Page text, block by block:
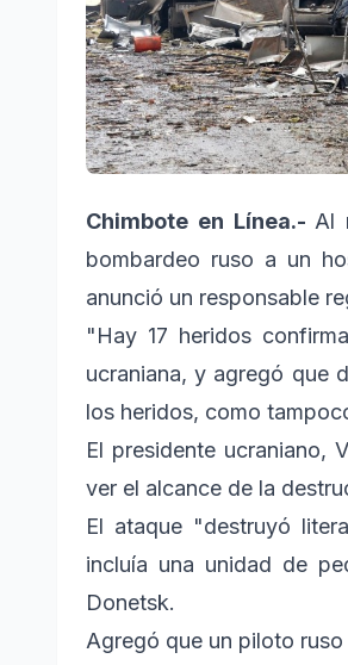
Chimbote en Línea.-Al
bombardeo ruso a un
anunció un responsable
"Hay 17 heridos
ucraniana, y agregó que
los heridos, como
El presidente ucraniano,
ver el alcance de la
El ataque "destruyó
incluía una unidad de
Donetsk.
Agregó que un piloto